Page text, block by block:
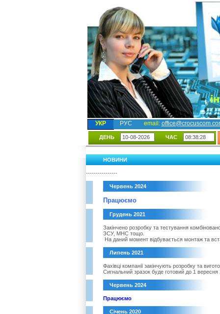
УКР РУС email:
ДЕНЬ ЧАС
НОВИНИ
----------------
Червень 2024
Працюємо
Грудень 2021
Закінчено розробку та тестування
ЗСУ, МНС тощо.
На даний момент відбувається монтаж та
Липень 2021
Фахівці компанії закінчують розробку та
Сигнальний зразок буде готовий до 1
Червень 2024
Працюємо
Січень 2020